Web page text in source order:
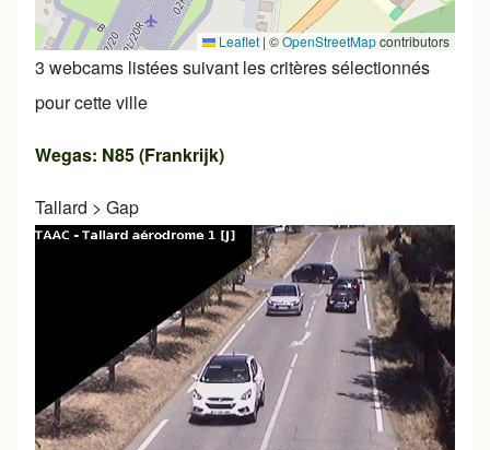
Leaflet | ©OpenStreetMapcontributors
3 webcams listées suivant les critères sélectionnés
pour cette ville
Wegas: N85 (Frankrijk)
Tallard > Gap